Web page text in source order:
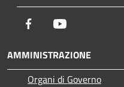
Facebook
AMMINISTRAZIONE
Organi di Governo